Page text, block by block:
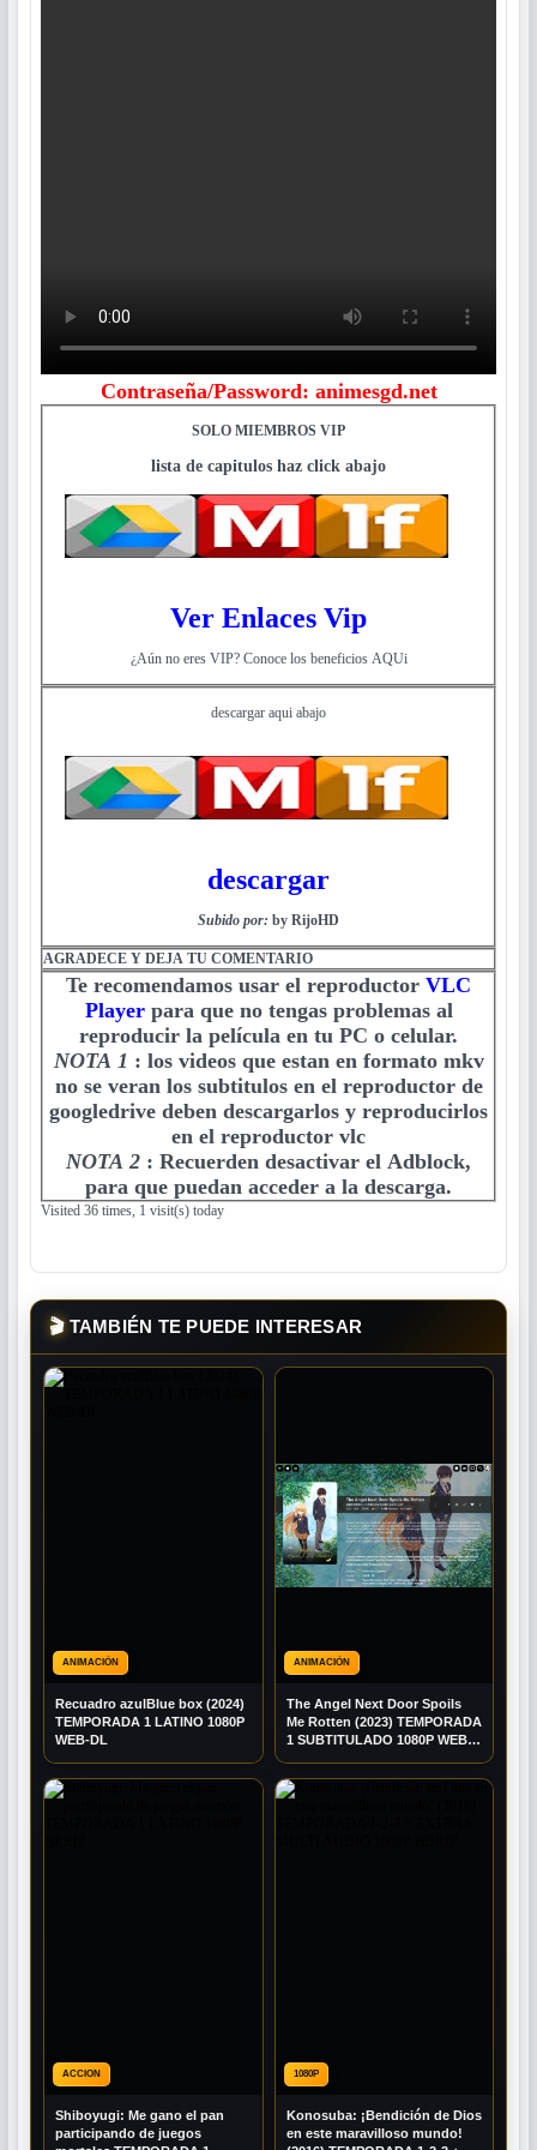
Contraseña/Password: animesgd.net
SOLO MIEMBROS VIP
lista de capitulos haz click abajo
Ver Enlaces Vip
¿Aún no eres VIP? Conoce los beneficios AQUi
descargar aqui abajo
descargar
Subido por: by RijoHD
AGRADECE Y DEJA TU COMENTARIO
Te recomendamos usar el reproductor VLC
Playerpara que no tengas problemas al
reproducir la película en tu PC o celular.
NOTA 1 : los videos que estan en formato mkv
no se veran los subtitulos en el reproductor de
googledrive deben descargarlos y reproducirlos
en el reproductor vlc
NOTA 2 : Recuerden desactivar el Adblock,
para que puedan acceder a la descarga.
Visited 36 times, 1 visit(s) today
🎬TAMBIÉN TE PUEDE INTERESAR
ANIMACIÓN
Recuadro azulBlue box (2024)
TEMPORADA 1 LATINO 1080P
WEB-DL
ANIMACIÓN
The Angel Next Door Spoils
Me Rotten (2023) TEMPORADA
1 SUBTITULADO 1080P WEB-
ACCION
Shiboyugi: Me gano el pan
participando de juegos
1080P
Konosuba: ¡Bendición de Dios
en este maravilloso mundo!